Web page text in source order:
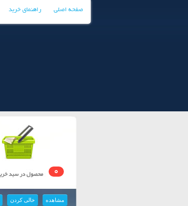
صفحه اصلی راهنمای خرید
0
مشاهده خالی کردن